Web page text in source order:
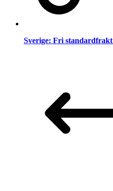
Sverige: Fri standardfrakt